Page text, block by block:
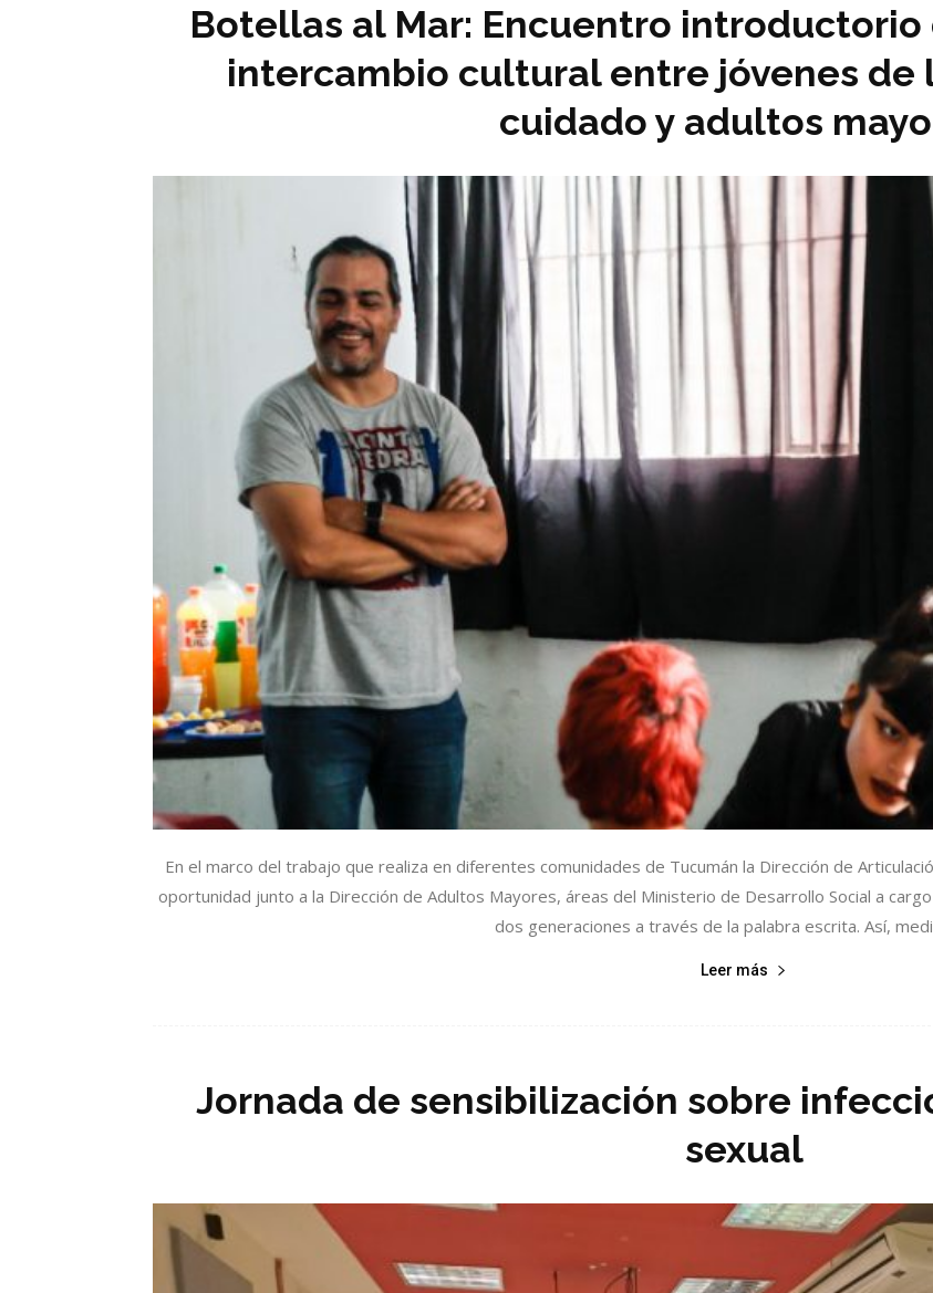
Botellas al Mar: Encuentro
intercambio cultural entre jóvenes de
cuidado y adultos
En el marco del trabajo que realiza en diferentes comunidades de Tucumán la Dirección de
oportunidad junto a la Dirección de Adultos Mayores, áreas del Ministerio de Desarrollo Social a
dos generaciones a través de la palabra escrita. Así,
Leer más
Jornada de sensibilización sobre
sexual